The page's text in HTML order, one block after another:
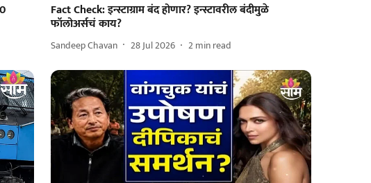
Fact Check: इन्स्टाग्राम बंद होणार? इन्स्टावरील बंदीमुळे
फॉलोअर्सचं काय?
Sandeep Chavan 28 Jul 2026 2min read